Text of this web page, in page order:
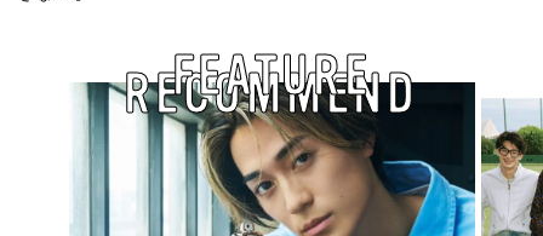
RECOMMEND
FEATURE